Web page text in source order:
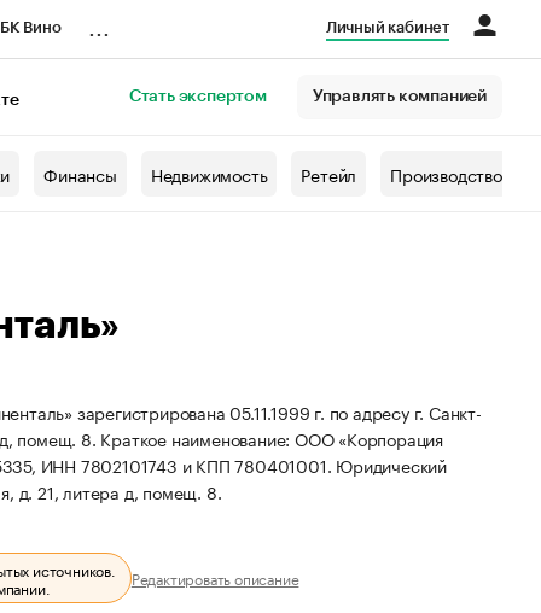
Вино Личный кабинет
Стать экспертом Управлять компанией
Финансы Недвижимость Ретейл Производство
зарегистрирована 05.11.1999 г. по адресу г. Санкт-
д, помещ. 8. Краткое наименование: ООО «Корпорация
ИНН 7802101743 и КПП 780401001. Юридический
д. 21, литера д, помещ. 8.
источников. Редактировать описание